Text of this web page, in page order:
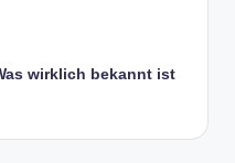
wirklich bekannt ist